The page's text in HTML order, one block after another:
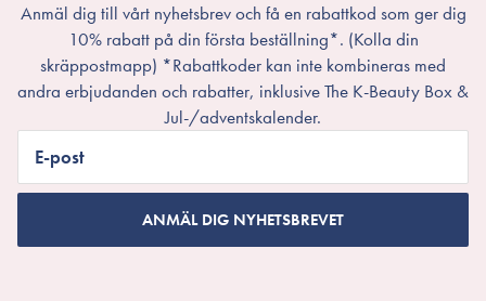
Anmäl dig till vårt nyhetsbrev och få en rabattkod som ger dig
10% rabatt på din första beställning*. (Kolla din
skräppostmapp) *Rabattkoder kan inte kombineras med
andra erbjudanden och rabatter, inklusive The K-Beauty Box &
Jul-/adventskalender.
E-post
ANMÄL DIG NYHETSBREVET